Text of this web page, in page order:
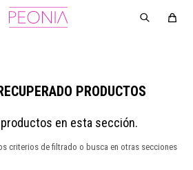
PRODUCTOS
productos en esta sección.
criterios de filtrado o busca en otras secciones